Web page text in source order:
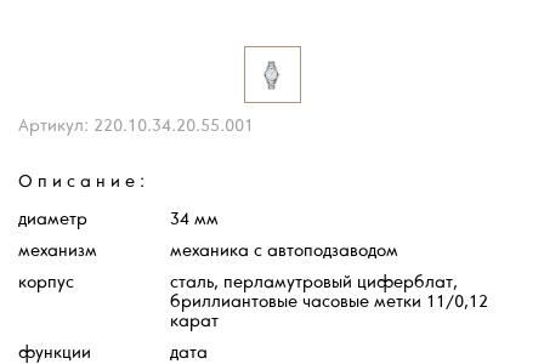
Артикул: 220.10.34.20.55.001
Описание:
диаметр
34 мм
механизм
механика с автоподзаводом
корпус
сталь, перламутровый циферблат,
бриллиантовые часовые метки 11/0,12
карат
функции
дата